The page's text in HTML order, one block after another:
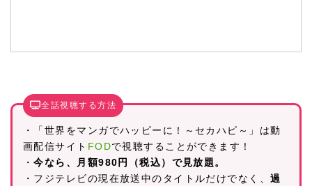
全話視聴する方法
・「世界をマンガでハッピーに！～セカハピ～」は動
画配信サイト FODで視聴することができます！
・今なら、月額980円（税込）で見放題。
・フジテレビの現在放送中のタイトルだけでなく、過